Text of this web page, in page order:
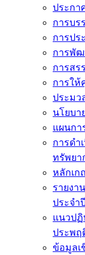
ประกา
การบร
การปร
การพั
การสร
การให้
ประมว
นโยบา
แผนก
การดำ
ทรัพยา
หลักเ
รายงา
ประจำปี
แนวปฏิ
ประพฤ
ข้อมูลเ